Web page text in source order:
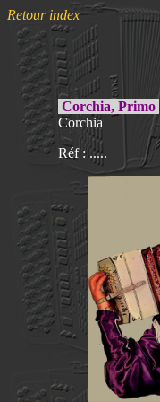
Retour index
Corchia, Primo
Corchia
Réf : .....